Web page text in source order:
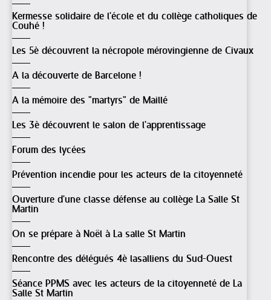
Kermesse solidaire de l'école et du collège catholiques de
Couhé !
Les 5è découvrent la nécropole mérovingienne de Civaux
A la découverte de Barcelone !
A la mémoire des "martyrs" de Maillé
Les 3è découvrent le salon de l'apprentissage
Forum des lycées
Prévention incendie pour les acteurs de la citoyenneté
Ouverture d'une classe défense au collège La Salle St
Martin
On se prépare à Noël à La salle St Martin
Rencontre des délégués 4è lasalliens du Sud-Ouest
Séance PPMS avec les acteurs de la citoyenneté de La
Salle St Martin